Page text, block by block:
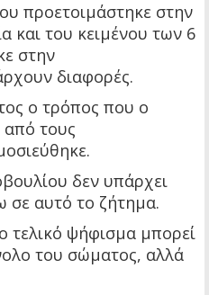
προετοιμάστηκε στην
και του κειμένου των 6
στην
διαφορές.
ο τρόπος που ο
από τους
δεν υπάρχει
σε αυτό το ζήτημα.
τελικό ψήφισμα μπορεί
του σώματος, αλλά